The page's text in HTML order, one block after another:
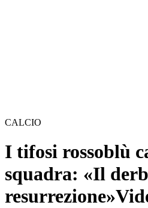
CALCIO
I tifosi rossoblù
squadra: «Il
resurrezione»